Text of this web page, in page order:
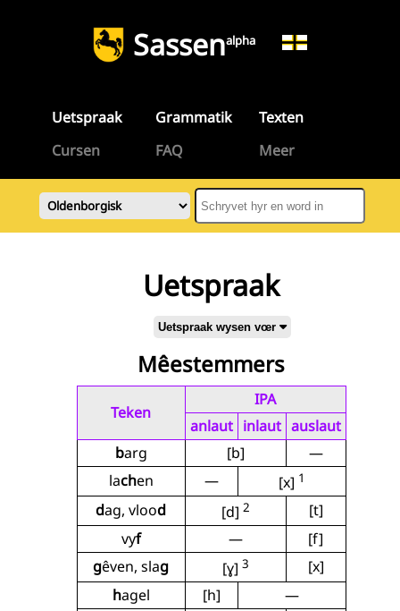
Sassenalpha
Uetspraak Grammatik
Texten
Cursen
FAQ Meer
Uetspraak
Uetspraak wysen vœr
Mêestemmers
Teken
IPA
anlaut inlaut auslaut
barg [b]
—
lachen — [x] 1
dag, vlood [d] 2
[t]
vyf —
[f]
gêven, slag [ɣ] 3
[x]
hagel [h]
—